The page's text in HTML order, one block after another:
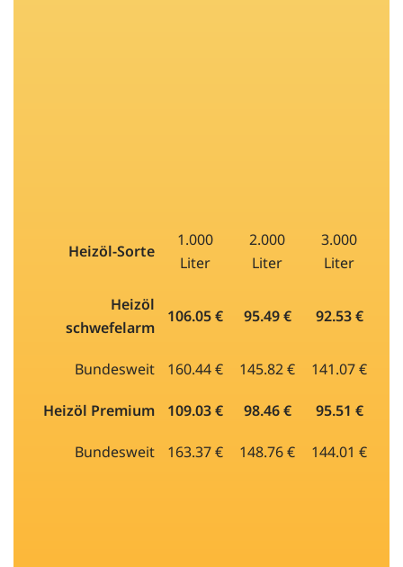
Heizöl-Sorte
1.000
Liter
2.000
Liter
3.000
Liter
Heizöl
schwefelarm
106.05 € 95.49 € 92.53 €
Bundesweit 160.44 € 145.82 € 141.07 €
Heizöl Premium 109.03 € 98.46 € 95.51 €
Bundesweit 163.37 € 148.76 € 144.01 €